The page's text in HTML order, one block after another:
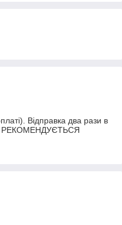
Відправка два рази в
РЕКОМЕНДУЄТЬСЯ